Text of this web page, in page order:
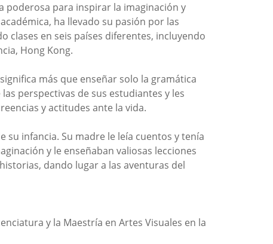
para inspirar la imaginación y
ha llevado su pasión por las
clases en seis países diferentes, incluyendo
Hong Kong.
más que enseñar solo la gramática
perspectivas de sus estudiantes y les
y actitudes ante la vida.
infancia. Su madre le leía cuentos y tenía
y le enseñaban valiosas lecciones
dando lugar a las aventuras del
y la Maestría en Artes Visuales en la